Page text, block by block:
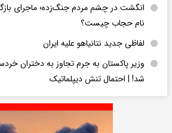
انگشت در چشم مردم جنگ‌زده؛ ماجرای
نام حجاب چیست؟
لفاظی جدید نتانیاهو علیه ایران
وزیر پاکستان به جرم تجاوز به دختران
شد! | احتمال تنش دیپلماتیک